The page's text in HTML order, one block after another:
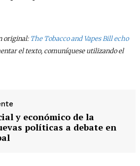
original: The Tobacco and Vapes Bill echo
el texto, comuníquese utilizando el
y económico de la
políticas a debate en